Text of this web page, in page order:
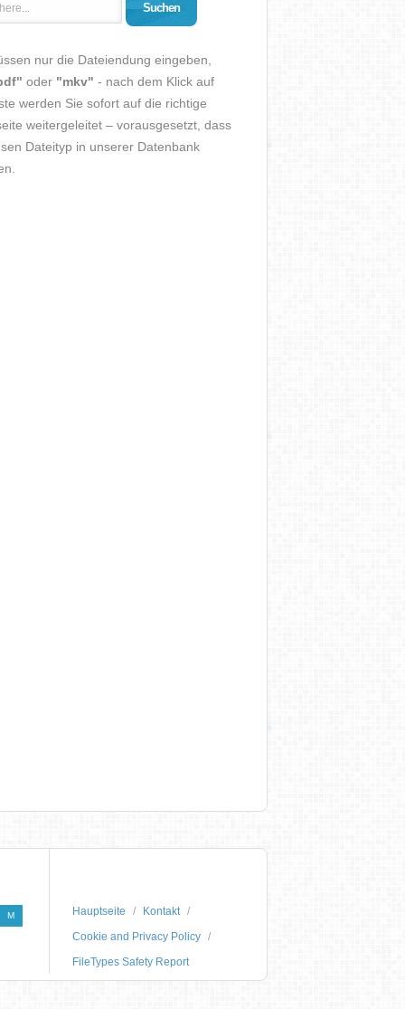
Suchen
nur die Dateiendung eingeben,
oder "mkv" - nach dem Klick auf
werden Sie sofort auf die richtige
weitergeleitet – vorausgesetzt, dass
Dateityp in unserer Datenbank
M Hauptseite
Kontakt
Cookie and Privacy Policy
FileTypes Safety Report